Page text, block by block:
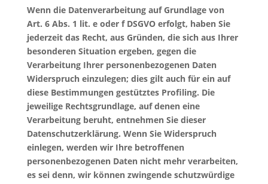
Wenn die Datenverarbeitung auf Grundlage von
Art. 6 Abs. 1 lit. e oder f DSGVO erfolgt, haben Sie
jederzeit das Recht, aus Gründen, die sich aus Ihrer
besonderen Situation ergeben, gegen die
Verarbeitung Ihrer personenbezogenen Daten
Widerspruch einzulegen; dies gilt auch für ein auf
diese Bestimmungen gestütztes Profiling. Die
jeweilige Rechtsgrundlage, auf denen eine
Verarbeitung beruht, entnehmen Sie dieser
Datenschutzerklärung. Wenn Sie Widerspruch
einlegen, werden wir Ihre betroffenen
personenbezogenen Daten nicht mehr verarbeiten,
es sei denn, wir können zwingende schutzwürdige